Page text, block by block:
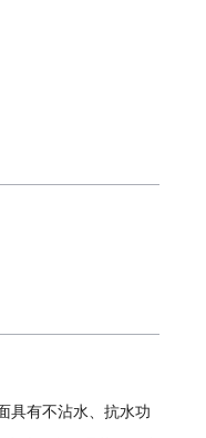
具有不沾水、抗水功